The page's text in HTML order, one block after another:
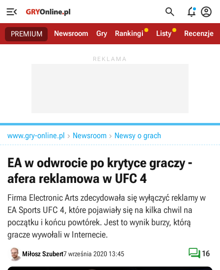
   
PREMIUM Newsroom Gry Rankingi Listy Recenzje
www.gry-online.pl  Newsroom  Newsy o grach
EA w odwrocie po krytyce graczy -
afera reklamowa w UFC 4
Firma Electronic Arts zdecydowała się wyłączyć reklamy w
EA Sports UFC 4, które pojawiały się na kilka chwil na
początku i końcu powtórek. Jest to wynik burzy, którą
gracze wywołali w Internecie.
Miłosz Szubert7 września 2020 13:45  16